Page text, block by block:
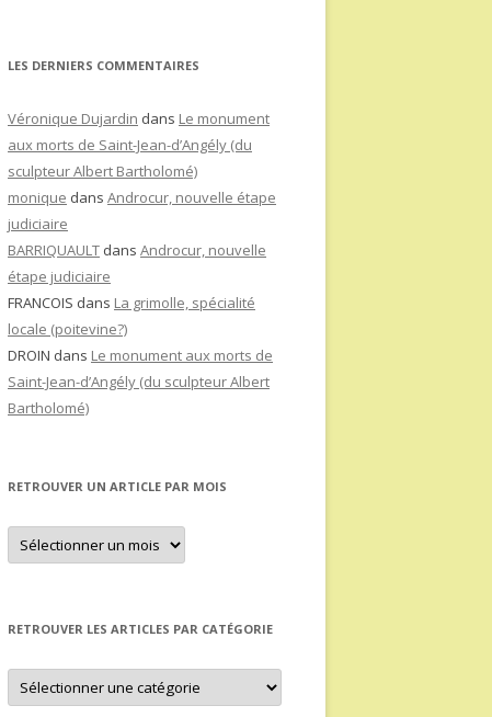
LES DERNIERS COMMENTAIRES
Véronique Dujardin dans Le monument
aux morts de Saint-Jean-d’Angély (du
sculpteur Albert Bartholomé)
monique dans Androcur, nouvelle étape
judiciaire
BARRIQUAULT dans Androcur, nouvelle
étape judiciaire
FRANCOIS dans La grimolle, spécialité
locale (poitevine?)
DROIN dans Le monument aux morts de
Saint-Jean-d’Angély (du sculpteur Albert
Bartholomé)
RETROUVER UN ARTICLE PAR MOIS
Retrouver
un
article
RETROUVER LES ARTICLES PAR CATÉGORIE
Retrouver
les
articles